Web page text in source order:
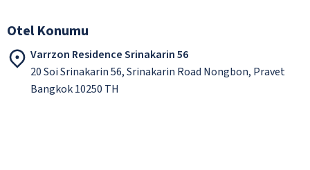
Otel Konumu
Varrzon Residence Srinakarin 56
20 Soi Srinakarin 56, Srinakarin Road Nongbon, Pravet
Bangkok 10250 TH